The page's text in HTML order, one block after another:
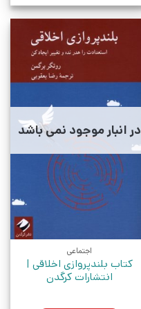
در انبار موجود نمی باشد
اجتماعی
کتاب بلندپروازی اخلاقی |
انتشارات کرگدن